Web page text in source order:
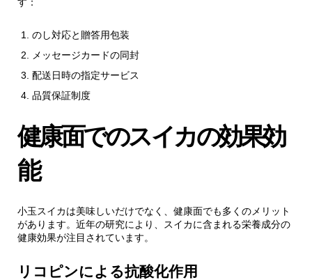
す：
のし対応と贈答用包装
メッセージカードの同封
配送日時の指定サービス
品質保証制度
健康面でのスイカの効果効
能
小玉スイカは美味しいだけでなく、健康面でも多くのメリット
があります。近年の研究により、スイカに含まれる栄養成分の
健康効果が注目されています。
リコピンによる抗酸化作用